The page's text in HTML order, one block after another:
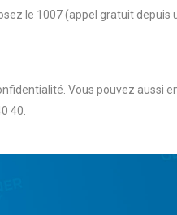
le 1007 (appel gratuit depuis
Vous pouvez aussi
40.